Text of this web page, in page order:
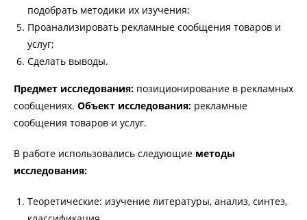
подобрать методики их изучения;
Проанализировать рекламные сообщения товаров и
услуг;
Сделать выводы.
Предмет исследования: позиционирование в рекламных
сообщениях. Объект исследования: рекламные
сообщения товаров и услуг.
В работе использовались следующие методы
исследования:
Теоретические: изучение литературы, анализ, синтез,